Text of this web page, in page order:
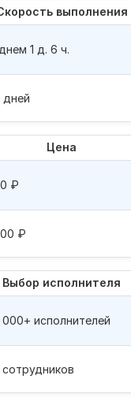
выполнения
дней
1 д. 6 ч.
Цена
₽
₽
Выбор исполнителя
исполнителей